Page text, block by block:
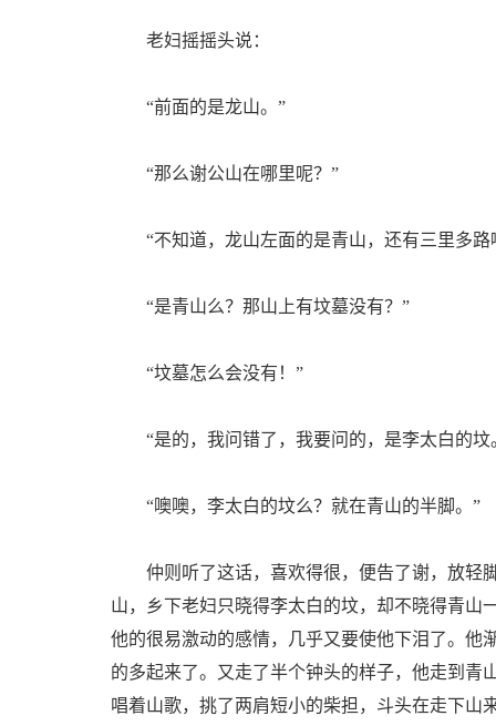
老妇摇摇头说：
“前面的是龙山。”
“那么谢公山在哪里呢？”
“不知道，龙山左面的是青山，还有三里多路
“是青山么？那山上有坟墓没有？”
“坟墓怎么会没有！”
“是的，我问错了，我要问的，是李太白的坟
“噢噢，李太白的坟么？就在青山的半脚。”
仲则听了这话，喜欢得很，便告了谢，放轻
山，乡下老妇只晓得李太白的坟，却不晓得青山
他的很易激动的感情，几乎又要使他下泪了。他
的多起来了。又走了半个钟头的样子，他走到青
唱着山歌，挑了两肩短小的柴担，斗头在走下山